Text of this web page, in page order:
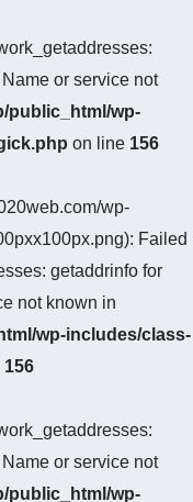
or service not
public_html/wp-
on line 156
wp-
Failed
getaddrinfo for
not known in
wp-includes/class-
156
or service not
public_html/wp-